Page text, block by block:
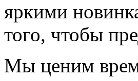
яркими
того, чтобы
Мы ценим